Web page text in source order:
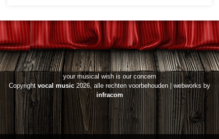
your musical wish is our concern
Copyrightvocal music 2026, alle rechten voorbehouden | webworks by
infracom